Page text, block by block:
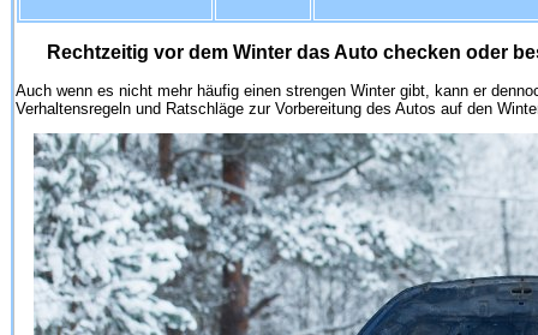
Rechtzeitig vor dem Winter das Auto checken oder
Auch wenn es nicht mehr häufig einen strengen Winter gibt, kann er
Verhaltensregeln und Ratschläge zur Vorbereitung des Autos auf den